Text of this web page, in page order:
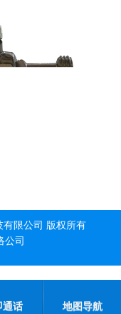
限公司 版权所有
公司
通话 地图导航